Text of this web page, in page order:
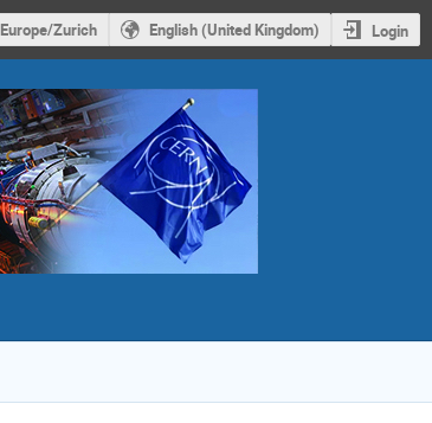
Europe/Zurich English (United Kingdom) Login